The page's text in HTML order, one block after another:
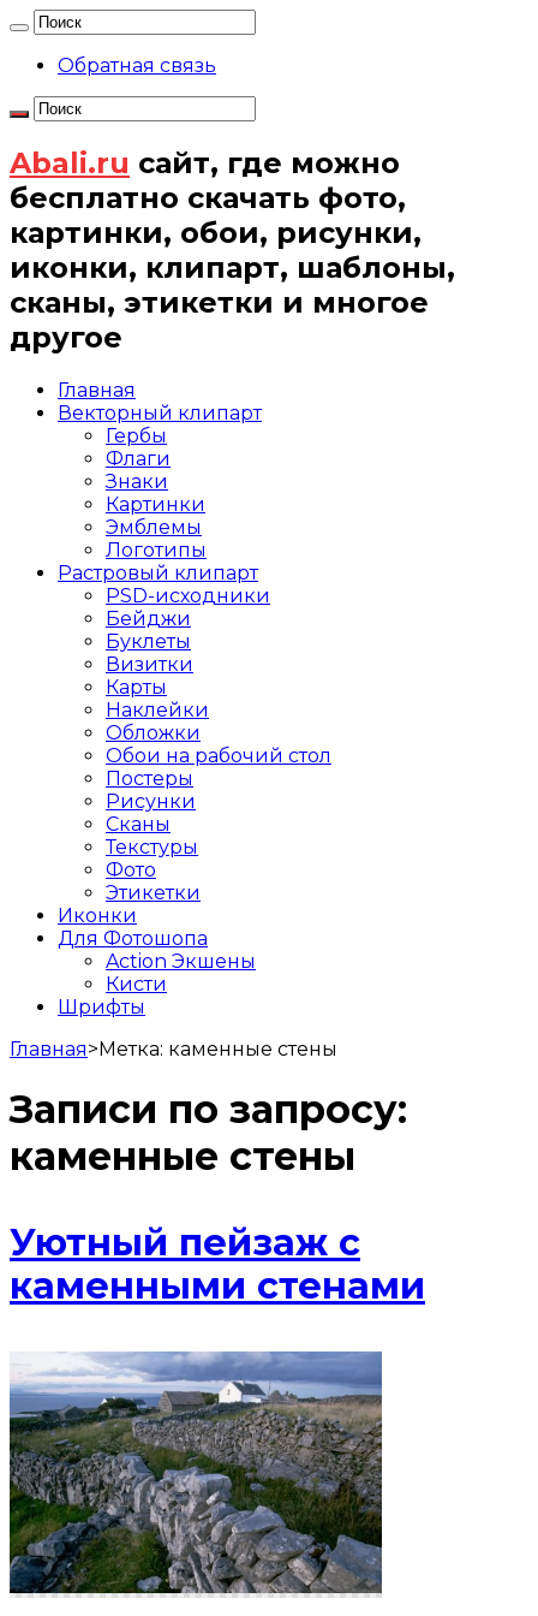
Обратная связь
Abali.ru сайт, где можно
бесплатно скачать фото,
картинки, обои, рисунки,
иконки, клипарт, шаблоны,
сканы, этикетки и многое
другое
Главная
Векторный клипарт
Гербы
Флаги
Знаки
Картинки
Эмблемы
Логотипы
Растровый клипарт
PSD-исходники
Бейджи
Буклеты
Визитки
Карты
Наклейки
Обложки
Обои на рабочий стол
Постеры
Рисунки
Сканы
Текстуры
Фото
Этикетки
Иконки
Для Фотошопа
Action Экшены
Кисти
Шрифты
Главная>Метка: каменные стены
Записи по запросу:
каменные стены
Уютный пейзаж с
каменными стенами